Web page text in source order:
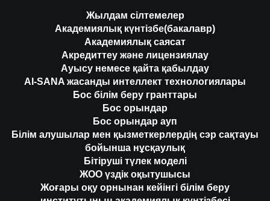
Жылдам сілтемелер
Академиялық күнтізбе(бакалавр)
Академиялық саясат
Акредиттеу және лицензиялау
Ауысу немесе қайта қабылдау
AI-SANA жасанды интеллект технологиялары
Бос білім беру гранттары
Бос орындар
Бос орындар ауп
Білім алушылар мен қызметкерлердің сэр сақтауы
бойынша нұсқаулық
Бітіруші түлек моделі
ЖОО үздік оқытушысы
Жоғары оқу орнынан кейінгі білім беру